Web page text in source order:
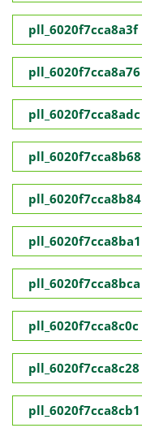
pll_6020f7cca8a3f
pll_6020f7cca8a76
pll_6020f7cca8adc
pll_6020f7cca8b68
pll_6020f7cca8b84
pll_6020f7cca8ba1
pll_6020f7cca8bca
pll_6020f7cca8c0c
pll_6020f7cca8c28
pll_6020f7cca8cb1